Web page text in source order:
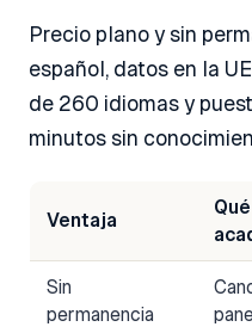
Precio plano y sin
español, datos en la
de 260 idiomas y
minutos sin
Ventaja
Sin
permanencia